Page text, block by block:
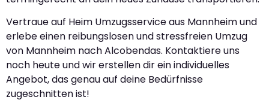
Vertraue auf Heim Umzugsservice aus Mannheim und
erlebe einen reibungslosen und stressfreien Umzug
von Mannheim nach Alcobendas. Kontaktiere uns
noch heute und wir erstellen dir ein individuelles
Angebot, das genau auf deine Bedürfnisse
zugeschnitten ist!